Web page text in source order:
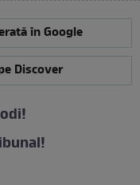
în Google
Discover